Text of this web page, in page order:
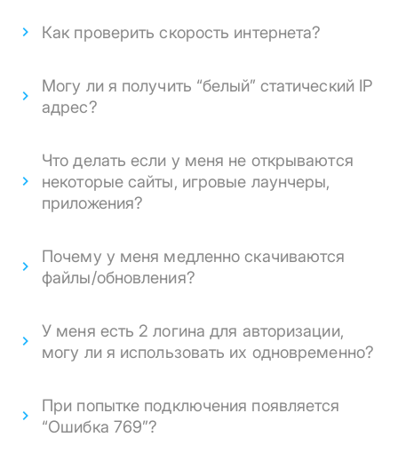
Как проверить скорость интернета?
Могу ли я получить “белый” статический IP
адрес?
Что делать если у меня не открываются
некоторые сайты, игровые лаунчеры,
приложения?
Почему у меня медленно скачиваются
файлы/обновления?
У меня есть 2 логина для авторизации,
могу ли я использовать их одновременно?
При попытке подключения появляется
“Oшибка 769”?